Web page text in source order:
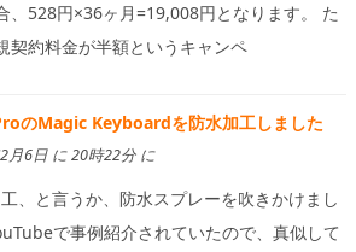
、528円×36ヶ月=19,008円となります。 た
契約料金が半額というキャンペ
のMagic Keyboardを防水加工しました
月6日 に 20時22分 に
、と言うか、防水スプレーを吹きかけまし
で事例紹介されていたので、真似して